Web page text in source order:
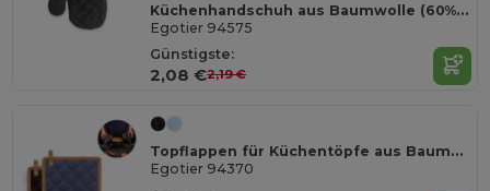
Küchenhandschuh aus Baumwolle (60% recycelter)
Egotier 94575
Günstigste:
2,08 €2,19 €
Topflappen für Küchentöpfe aus Baumwollgewebe (275 g/m²)
Egotier 94370